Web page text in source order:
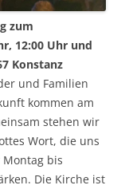
zum
12:00 Uhr und
Konstanz
und Familien
kommen am
stehen wir
Wort, die uns
bis
Die Kirche ist